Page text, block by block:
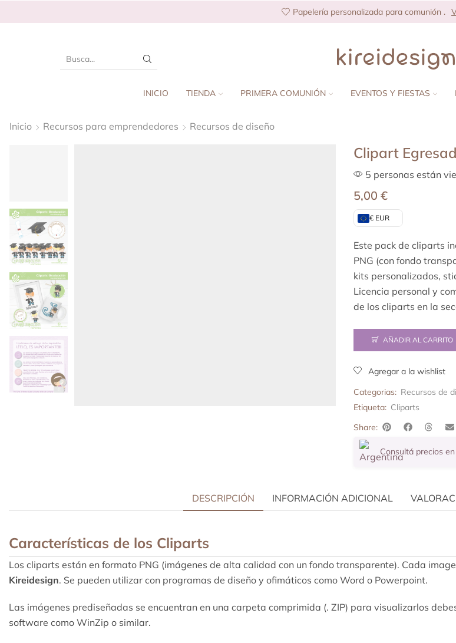
Papelería personalizada para comunión .
INICIO TIENDA PRIMERA COMUNIÓN EVENTOS Y FIESTAS
Inicio Recursos para emprendedores Recursos de diseño
Clipart
5 personas están
5,00 €
€ EUR
Este pack de cliparts
PNG (con fondo
kits personalizados,
Licencia personal y
de los cliparts en la
AÑADIR AL CARRITO
Agregar a la wishlist
Categorias: Recursos de
Etiqueta: Cliparts
Share:
Consultá precios
DESCRIPCIÓN INFORMACIÓN ADICIONAL
Características de los Cliparts
Los cliparts están en formato PNG (imágenes de alta calidad con un fondo transparente). Cada
Kireidesign. Se pueden utilizar con programas de diseño y ofimáticos como Word o Powerpoint.
Las imágenes prediseñadas se encuentran en una carpeta comprimida (. ZIP) para visualizarlos
software como WinZip o similar.